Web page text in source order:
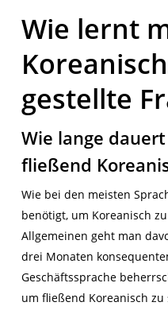
Wie lernt
gestellte
Wie lange
fließend
Wie bei den meisten
benötigt, um Koreanisch
Allgemeinen geht man
drei Monaten
Geschäftssprache
um fließend Koreanisch